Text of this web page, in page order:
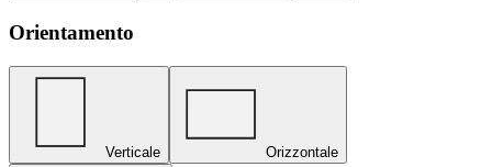
Orientamento
Verticale Orizzontale